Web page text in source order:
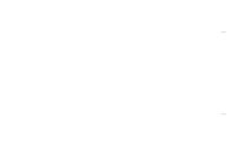
-
-